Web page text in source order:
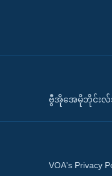
ဗွီအိုအေမိုဘိုင်းလ်
VOA's Privacy